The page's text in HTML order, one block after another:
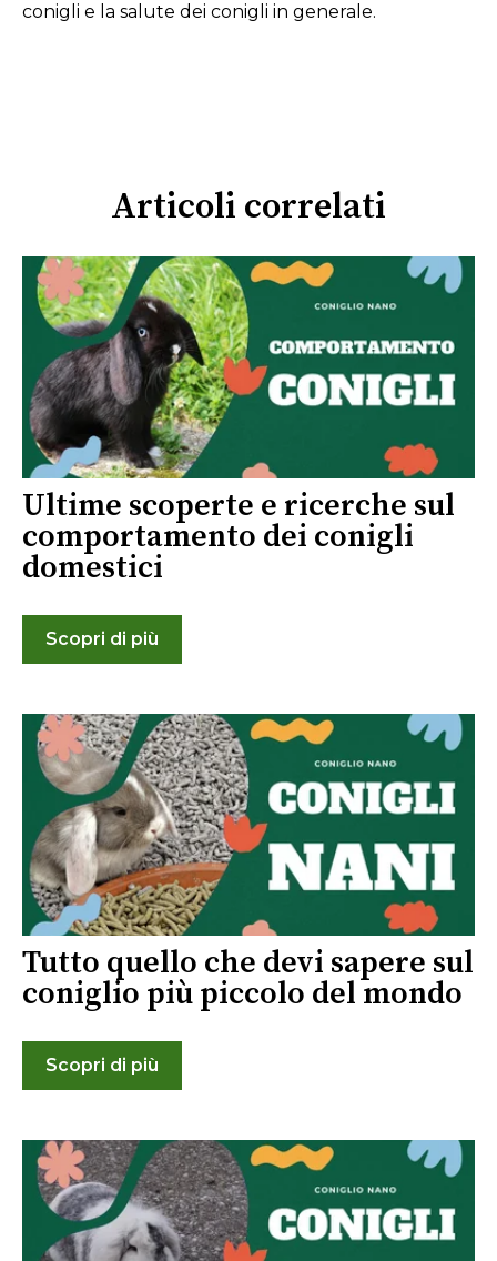
conigli e la salute dei conigli in generale.
Articoli correlati
Ultime scoperte e ricerche sul
comportamento dei conigli
domestici
Scopri di più
Tutto quello che devi sapere sul
coniglio più piccolo del mondo
Scopri di più